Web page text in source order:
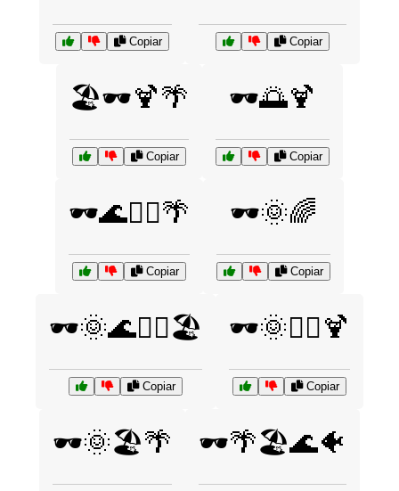
Copiar Copiar
🏖️🕶️🍹🌴
Copiar
🕶️🌅🍹
Copiar
🕶️🌊🏄‍♂️🌴
Copiar
🕶️🌞🌈
Copiar
🕶️🌞🌊🏄‍♂️🏖️
Copiar
🕶️🌞🏄‍♀️🍹
Copiar
🕶️🌞🏖️🌴 🕶️🌴🏖️🌊🐠